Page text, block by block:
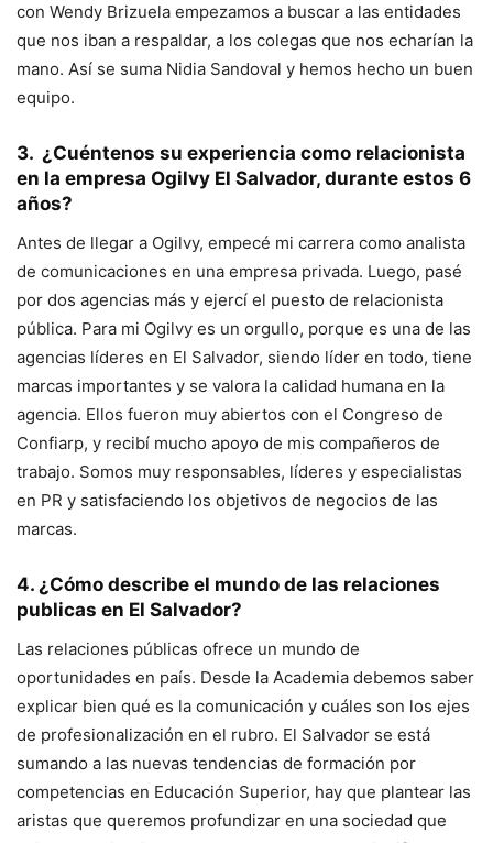
con Wendy Brizuela empezamos a buscar a las entidades
que nos iban a respaldar, a los colegas que nos echarían la
mano. Así se suma Nidia Sandoval y hemos hecho un buen
equipo.
3. ¿Cuéntenos su experiencia como relacionista
en la empresa Ogilvy El Salvador, durante estos 6
años?
Antes de llegar a Ogilvy, empecé mi carrera como analista
de comunicaciones en una empresa privada. Luego, pasé
por dos agencias más y ejercí el puesto de relacionista
pública. Para mi Ogilvy es un orgullo, porque es una de las
agencias líderes en El Salvador, siendo líder en todo, tiene
marcas importantes y se valora la calidad humana en la
agencia. Ellos fueron muy abiertos con el Congreso de
Confiarp, y recibí mucho apoyo de mis compañeros de
trabajo. Somos muy responsables, líderes y especialistas
en PR y satisfaciendo los objetivos de negocios de las
marcas.
4. ¿Cómo describe el mundo de las relaciones
publicas en El Salvador?
Las relaciones públicas ofrece un mundo de
oportunidades en país. Desde la Academia debemos saber
explicar bien qué es la comunicación y cuáles son los ejes
de profesionalización en el rubro. El Salvador se está
sumando a las nuevas tendencias de formación por
competencias en Educación Superior, hay que plantear las
aristas que queremos profundizar en una sociedad que